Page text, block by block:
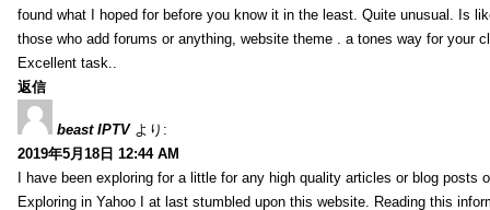
found what I hoped for before you know it in the least. Quite unusual. Is
those who add forums or anything, website theme . a tones way for your
Excellent task..
返信
beast IPTV より:
2019年5月18日 12:44 AM
I have been exploring for a little for any high quality articles or blog posts
Exploring in Yahoo I at last stumbled upon this website. Reading this